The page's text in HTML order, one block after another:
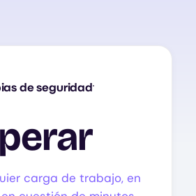
de seguridad
carga de trabajo, en